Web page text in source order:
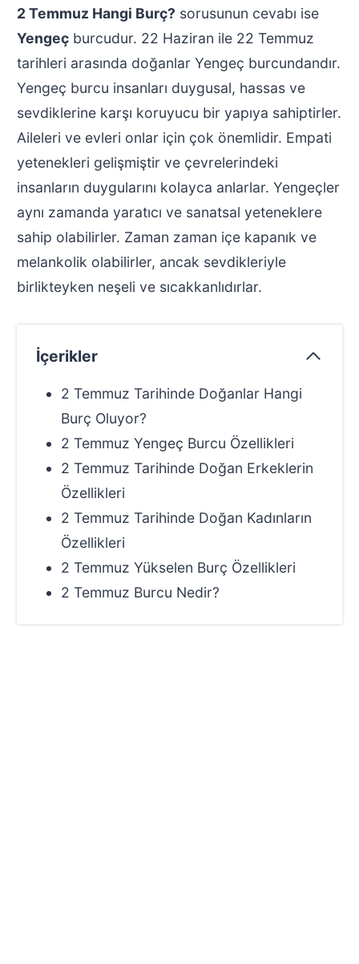
2 Temmuz Hangi Burç? sorusunun cevabı ise
Yengeçburcudur. 22 Haziran ile 22 Temmuz
tarihleri arasında doğanlar Yengeç burcundandır.
Yengeç burcu insanları duygusal, hassas ve
sevdiklerine karşı koruyucu bir yapıya sahiptirler.
Aileleri ve evleri onlar için çok önemlidir. Empati
yetenekleri gelişmiştir ve çevrelerindeki
insanların duygularını kolayca anlarlar. Yengeçler
aynı zamanda yaratıcı ve sanatsal yeteneklere
sahip olabilirler. Zaman zaman içe kapanık ve
melankolik olabilirler, ancak sevdikleriyle
birlikteyken neşeli ve sıcakkanlıdırlar.
İçerikler
2 Temmuz Tarihinde Doğanlar Hangi
Burç Oluyor?
2 Temmuz Yengeç Burcu Özellikleri
2 Temmuz Tarihinde Doğan Erkeklerin
Özellikleri
2 Temmuz Tarihinde Doğan Kadınların
Özellikleri
2 Temmuz Yükselen Burç Özellikleri
2 Temmuz Burcu Nedir?